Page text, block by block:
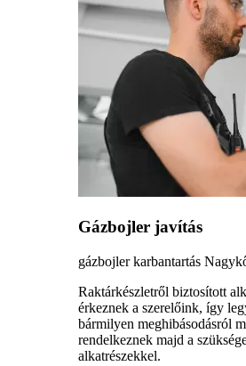
Gázbojler javítás
gázbojler karbantartás
Raktárkészletről biztosított
érkeznek a szerelőink, így
bármilyen meghibásodásról
rendelkeznek majd a
alkatrészekkel.